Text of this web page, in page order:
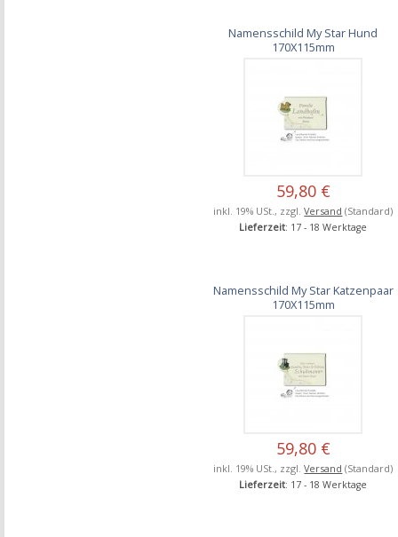
Namensschild My Star Hund
170X115mm
59,80 €
inkl. 19% USt., zzgl.Versand (Standard)
Lieferzeit: 17 - 18 Werktage
Namensschild My Star Katzenpaar
170X115mm
59,80 €
inkl. 19% USt., zzgl.Versand (Standard)
Lieferzeit: 17 - 18 Werktage